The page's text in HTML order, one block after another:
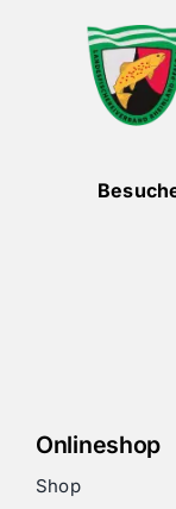
Onlineshop
Shop